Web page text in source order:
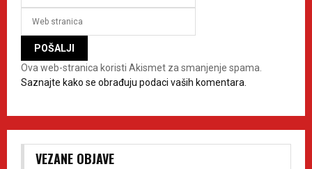
Ova web-stranica koristi Akismet za smanjenje spama.
Saznajte kako se obrađuju podaci vaših komentara.
VEZANE OBJAVE